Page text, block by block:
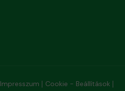
Impresszum Cookie - Beállítások